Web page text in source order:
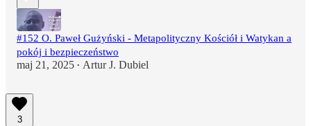
#152 O. Paweł Gużyński - Metapolityczny Kościół i Watykan a
pokój i bezpieczeństwo
maj 21, 2025 • Artur J. Dubiel
3